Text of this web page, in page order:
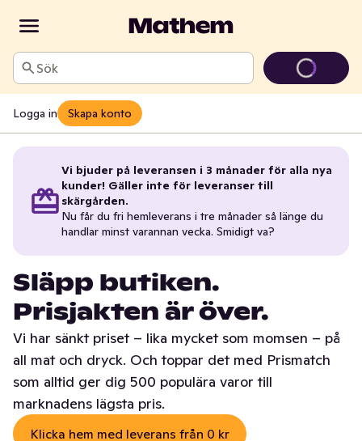
Sök
Logga in Skapa konto
Vi bjuder på leveransen i 3 månader för alla nya
kunder! Gäller inte för leveranser till
skärgården.
Nu får du fri hemleverans i tre månader så länge du
handlar minst varannan vecka. Smidigt va?
Släpp butiken.
Prisjakten är över.
Vi har sänkt priset – lika mycket som momsen – på
all mat och dryck. Och toppar det med Prismatch
som alltid ger dig 500 populära varor till
marknadens lägsta pris.
Klicka hem med leverans från 0 kr